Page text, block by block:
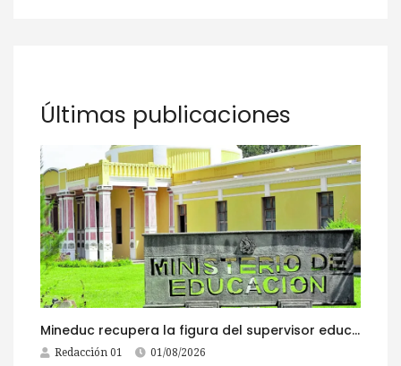
Últimas publicaciones
Mineduc recupera la figura del supervisor educativo con 968 plazas
Redacción 01 01/08/2026